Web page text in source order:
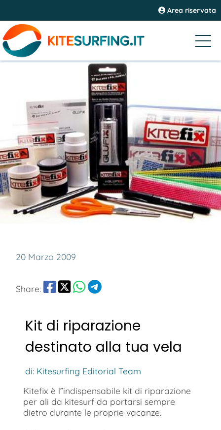
Area riservata
20 Marzo 2009
Share:
Kit di riparazione
destinato alla tua vela
di: Kitesurfing Editorial Team
Kitefix è l”indispensabile kit di riparazione
per ali da kitesurf da portarsi sempre
dietro durante le proprie vacanze.